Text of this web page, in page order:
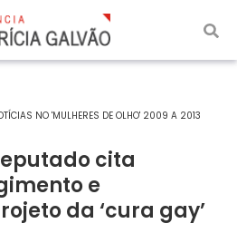
NO 'MULHERES DE OLHO' 2009 A 2013
cita
e
da ‘cura gay’